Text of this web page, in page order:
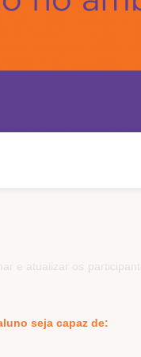
e atualizar os
seja capaz de: